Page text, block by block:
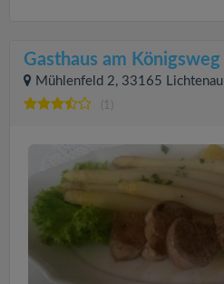
Gasthaus am Königsweg
Mühlenfeld 2, 33165 Lichtenau
(1)